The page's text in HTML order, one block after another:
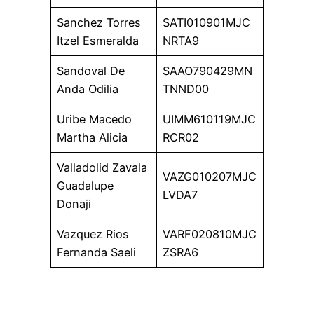
Sanchez Torres
Itzel Esmeralda
SATI010901MJC
NRTA9
Sandoval De
Anda Odilia
SAAO790429MN
TNND00
Uribe Macedo
Martha Alicia
UIMM610119MJC
RCR02
Valladolid Zavala
Guadalupe
Donaji
VAZG010207MJC
LVDA7
Vazquez Rios
Fernanda Saeli
VARF020810MJC
ZSRA6